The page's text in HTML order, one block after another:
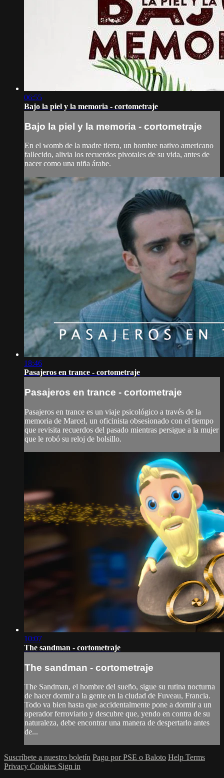
06:55
Bajo la piel y la memoria - cortometraje
Bajo la piel y la memoria - cortometraje
En el womb de la madre tierra, un hombre nativo americano
fallecido, alivia los recuerdos pivotales de su vida, antes de
nacer como una niña árabe.
18:46
Pasajeros en trance - cortometraje
Pasajeros en trance - cortometraje
Pasajeros en trance es un viaje psicológico a través de la
memoria de Marcel, un oficinista obsesionado con el tiempo
que revisita recuerdos del pasado mientras persigue a la mujer
que le robó su reloj de bolsillo.
10:07
The sandman - cortometraje
The sandman - cortometraje
The Sandman, el hombre del sueño, sigue su rutina nocturna
de hacer dormir a la gente en la ciudad de Fuveau, Francia.
Todo va bien hasta que accidentalmente pone a dormir a un
operador ferroviario y descubre que, yendo en contra de su
naturaleza, debe encontrar una manera de despertarlo antes
de...
Suscríbete a nuestro boletín Pago por PSE o Baloto Help Terms
Privacy Cookies Sign in